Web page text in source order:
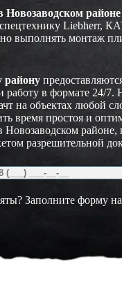
Новозаводском районе
Liebherr,
выполнять монтаж
району
работу в формате 24/
на объектах любой
время простоя и
районе,
разрешительной
Заполните форму